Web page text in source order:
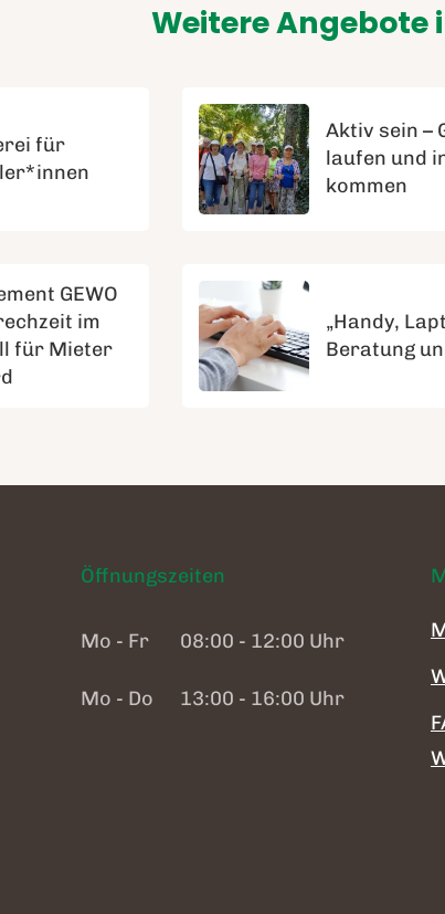
Weitere Angebote
für
Aktiv sein –
laufen und
kommen
GEWO
im
für Mieter
„Handy,
Beratung
Öffnungszeiten
Mo - Fr 08:00 - 12:00 Uhr
Mo - Do 13:00 - 16:00 Uhr